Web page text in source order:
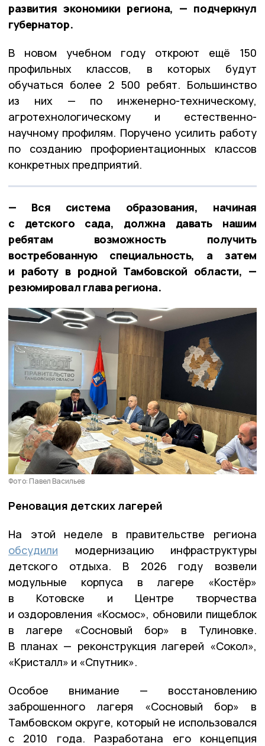
развития экономики региона, — подчеркнул
губернатор.
В новом учебном году откроют ещё 150
профильных классов, в которых будут
обучаться более 2 500 ребят. Большинство
из них — по инженерно-техническому,
агротехнологическому и естественно-
научному профилям. Поручено усилить работу
по созданию профориентационных классов
конкретных предприятий.
— Вся система образования, начиная
с детского сада, должна давать нашим
ребятам возможность получить
востребованную специальность, а затем
и работу в родной Тамбовской области, —
резюмировал глава региона.
Фото: Павел Васильев
Реновация детских лагерей
На этой неделе в правительстве региона
обсудили модернизацию инфраструктуры
детского отдыха. В 2026 году возвели
модульные корпуса в лагере «Костёр»
в Котовске и Центре творчества
и оздоровления «Космос», обновили пищеблок
в лагере «Сосновый бор» в Тулиновке.
В планах — реконструкция лагерей «Сокол»,
«Кристалл» и «Спутник».
Особое внимание — восстановлению
заброшенного лагеря «Сосновый бор» в
Тамбовском округе, который не использовался
с 2010 года. Разработана его концепция